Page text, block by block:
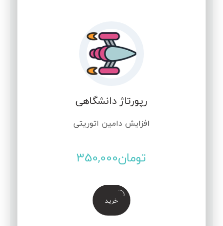
رپورتاژ دانشگاهی
افزایش دامین اتوریتی
تومان350,000
خرید